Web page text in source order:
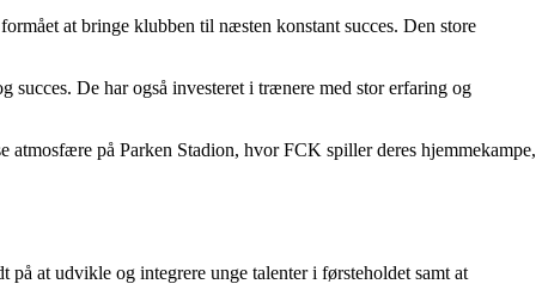
at bringe klubben til næsten konstant succes. Den store
De har også investeret i trænere med stor erfaring og
på Parken Stadion, hvor FCK spiller deres hjemmekampe,
at udvikle og integrere unge talenter i førsteholdet samt at